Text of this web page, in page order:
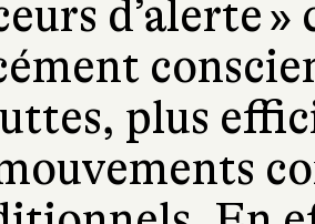
d’alerte
plus